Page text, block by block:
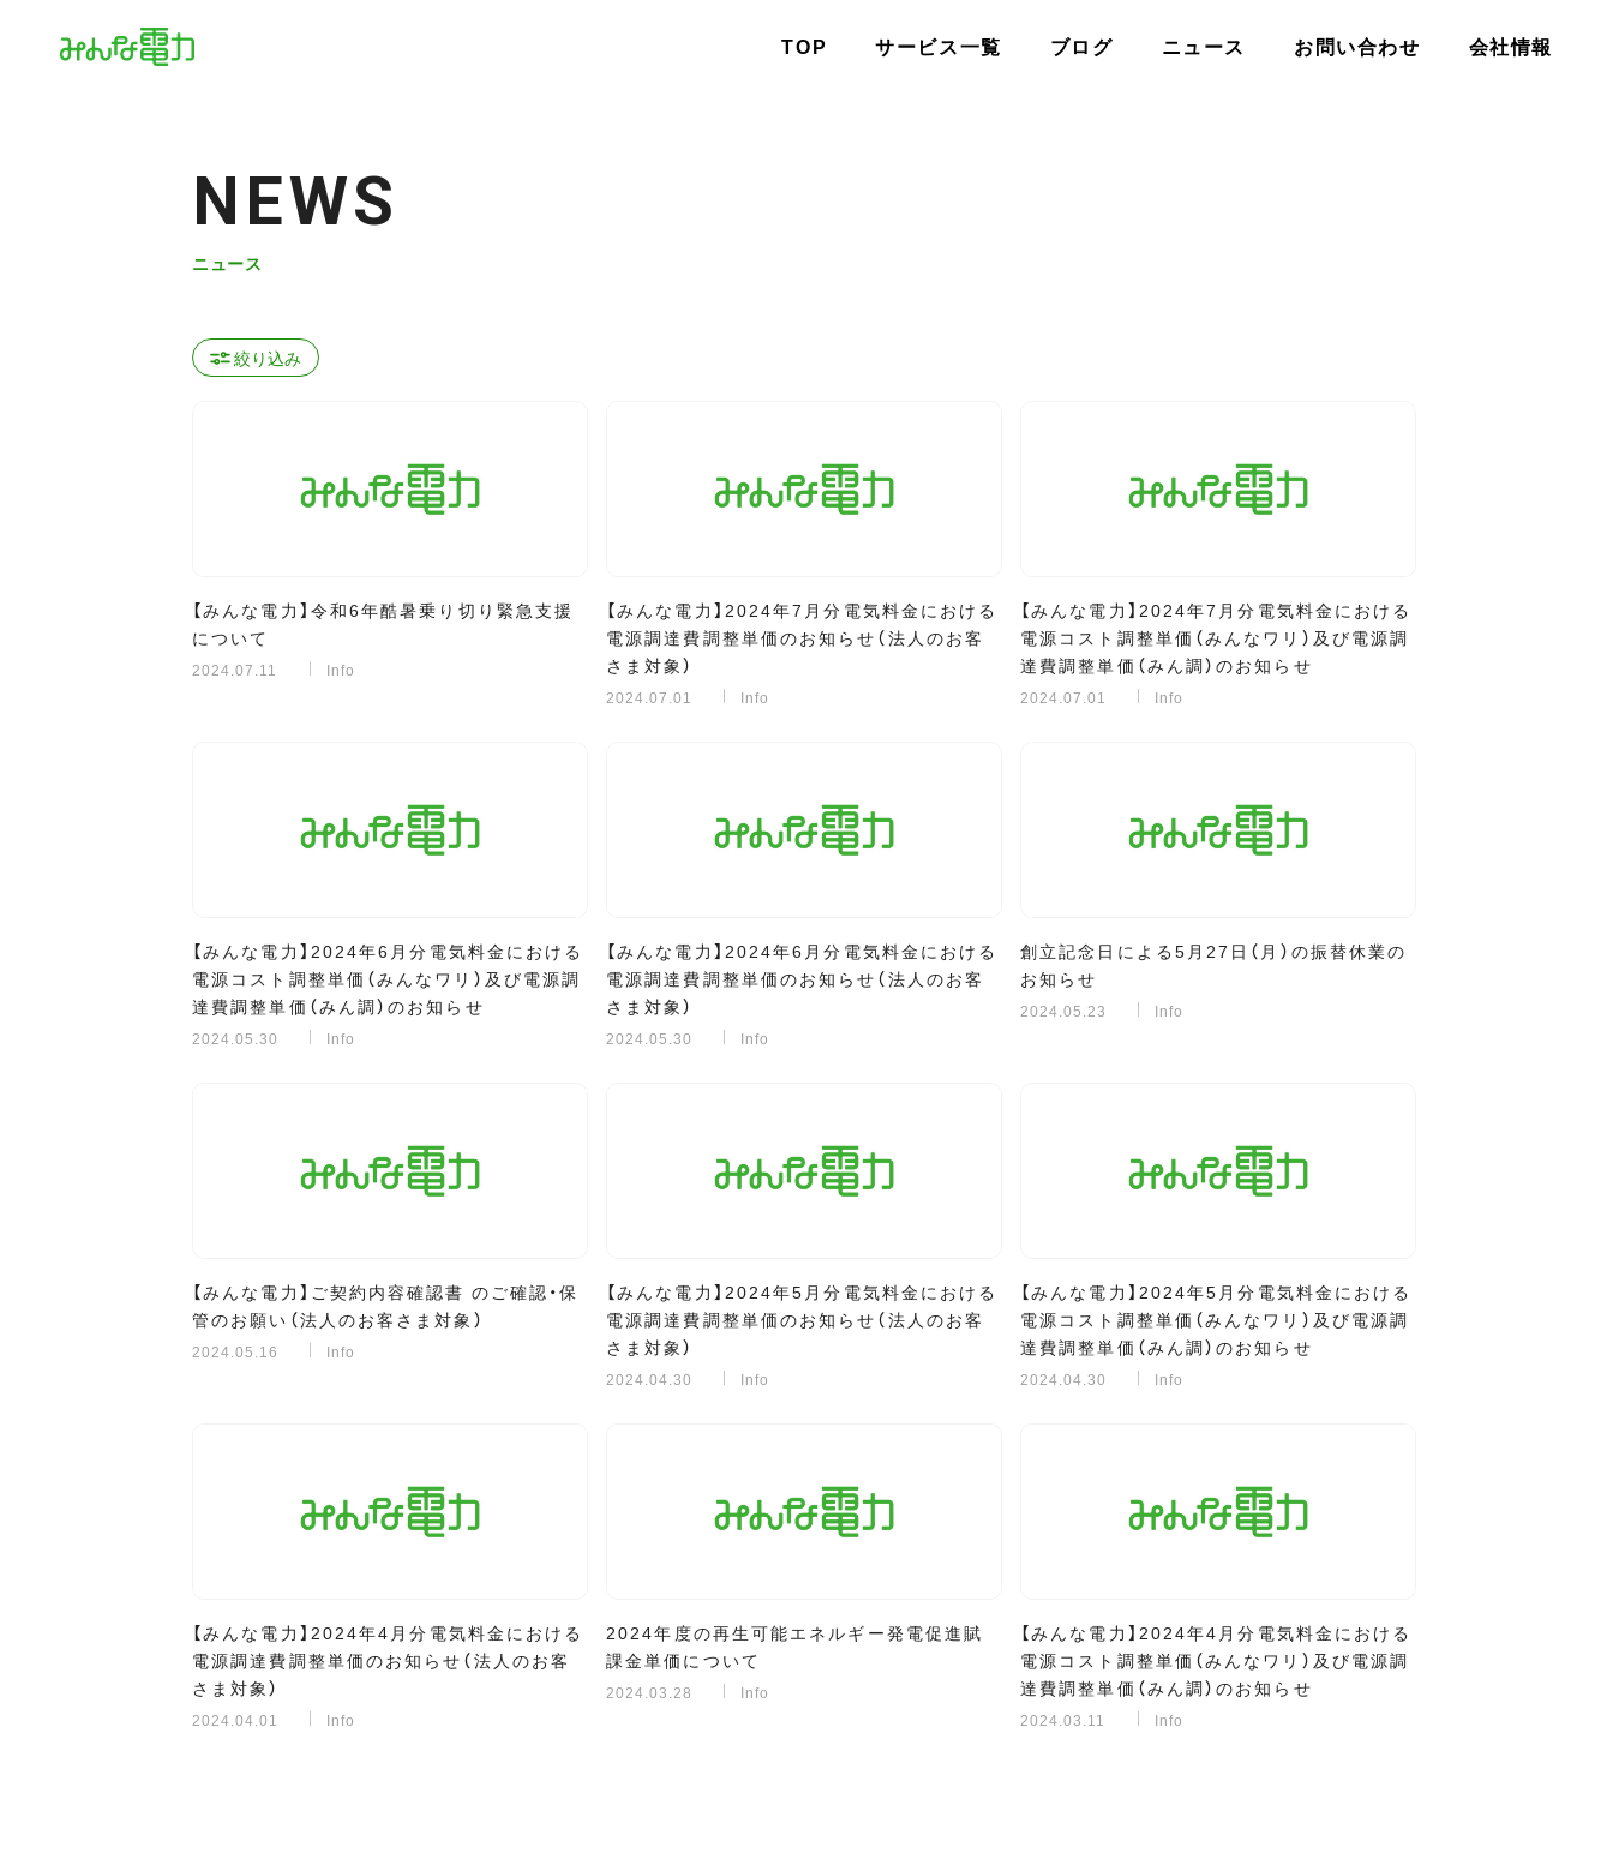
TOP サービス一覧 ブログ ニュース お問い合わせ 会社情報
NEWS
ニュース
絞り込み
【みんな電力】令和6年酷暑乗り切り緊急支援
について
2024.07.11 Info
【みんな電力】2024年7月分電気料金における
電源調達費調整単価のお知らせ（法人のお客
さま対象）
2024.07.01 Info
【みんな電力】2024年7月分電気料金における
電源コスト調整単価（みんなワリ）及び電源調
達費調整単価（みん調）のお知らせ
2024.07.01 Info
【みんな電力】2024年6月分電気料金における
電源コスト調整単価（みんなワリ）及び電源調
達費調整単価（みん調）のお知らせ
2024.05.30 Info
【みんな電力】2024年6月分電気料金における
電源調達費調整単価のお知らせ（法人のお客
さま対象）
2024.05.30 Info
創立記念日による5月27日（月）の振替休業の
お知らせ
2024.05.23 Info
【みんな電力】ご契約内容確認書 のご確認・保
管のお願い（法人のお客さま対象）
2024.05.16 Info
【みんな電力】2024年5月分電気料金における
電源調達費調整単価のお知らせ（法人のお客
さま対象）
2024.04.30 Info
【みんな電力】2024年5月分電気料金における
電源コスト調整単価（みんなワリ）及び電源調
達費調整単価（みん調）のお知らせ
2024.04.30 Info
【みんな電力】2024年4月分電気料金における
電源調達費調整単価のお知らせ（法人のお客
さま対象）
2024.04.01 Info
2024年度の再生可能エネルギー発電促進賦
課金単価について
2024.03.28 Info
【みんな電力】2024年4月分電気料金における
電源コスト調整単価（みんなワリ）及び電源調
達費調整単価（みん調）のお知らせ
2024.03.11 Info